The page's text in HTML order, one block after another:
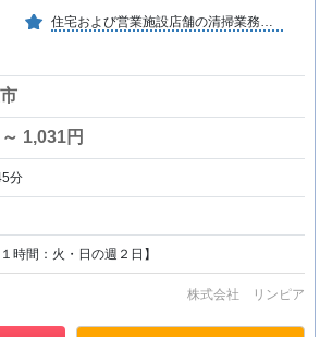
住宅および営業施設店舗の清掃業務を承っています。
1,031円
分
時間：火・日の週２日】
株式会社 リンピア